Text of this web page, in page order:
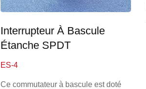
Interrupteur À Bascule
Étanche SPDT
ES-4
Ce commutateur à bascule est doté